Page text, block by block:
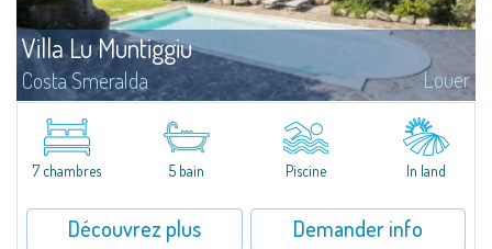
Villa Lu Muntiggiu
Costa Smeralda Louer
​Splendid villa surrounded by greenery on the hill of Mirialveda, halfway
between Capriccioli and San Pantaleo.Villa Lu Muntiggiu is a large stazzo
that has been completely modernized, in which spaces have been...
7 chambres 5 bain Piscine In land
Découvrez plus Demander info